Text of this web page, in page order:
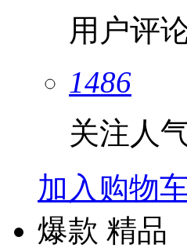
用户评
1486
关注人
加入购物
爆款 精品